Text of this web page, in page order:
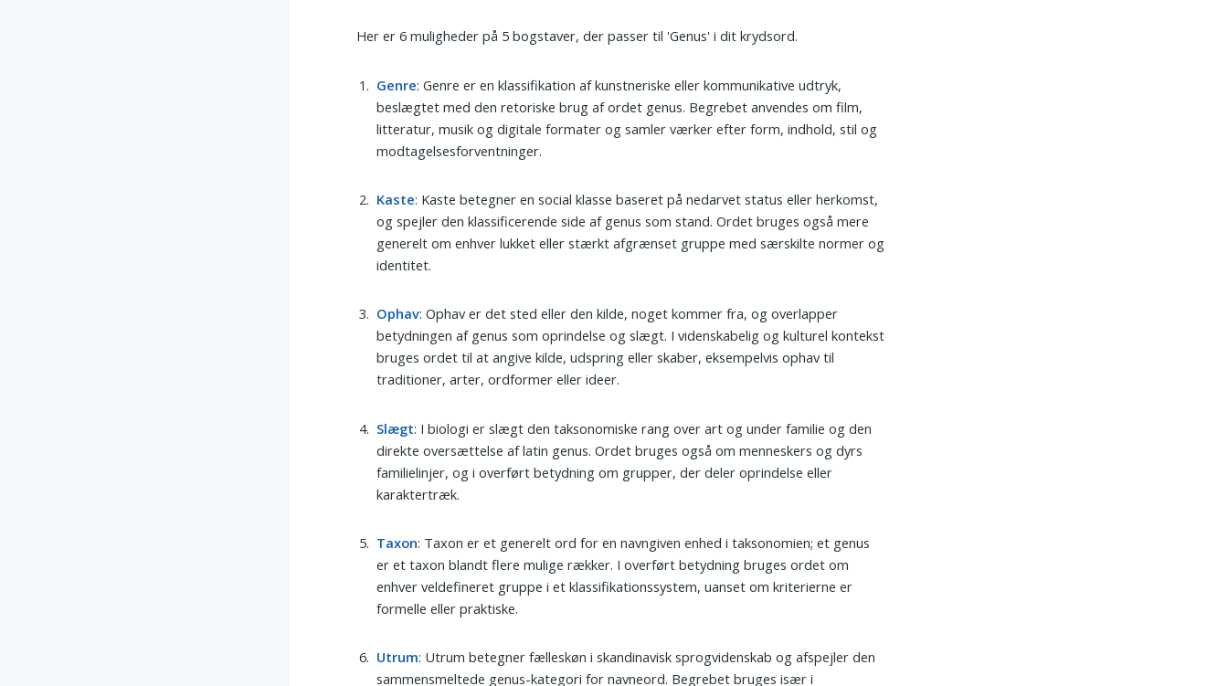
Her er 6 muligheder på 5 bogstaver, der passer til 'Genus' i dit krydsord.
Genre: Genre er en klassifikation af kunstneriske eller kommunikative udtryk,
beslægtet med den retoriske brug af ordet genus. Begrebet anvendes om film,
litteratur, musik og digitale formater og samler værker efter form, indhold, stil og
modtagelsesforventninger.
Kaste: Kaste betegner en social klasse baseret på nedarvet status eller herkomst,
og spejler den klassificerende side af genus som stand. Ordet bruges også mere
generelt om enhver lukket eller stærkt afgrænset gruppe med særskilte normer og
identitet.
Ophav: Ophav er det sted eller den kilde, noget kommer fra, og overlapper
betydningen af genus som oprindelse og slægt. I videnskabelig og kulturel kontekst
bruges ordet til at angive kilde, udspring eller skaber, eksempelvis ophav til
traditioner, arter, ordformer eller ideer.
Slægt: I biologi er slægt den taksonomiske rang over art og under familie og den
direkte oversættelse af latin genus. Ordet bruges også om menneskers og dyrs
familielinjer, og i overført betydning om grupper, der deler oprindelse eller
karaktertræk.
Taxon: Taxon er et generelt ord for en navngiven enhed i taksonomien; et genus
er et taxon blandt flere mulige rækker. I overført betydning bruges ordet om
enhver veldefineret gruppe i et klassifikationssystem, uanset om kriterierne er
formelle eller praktiske.
Utrum: Utrum betegner fælleskøn i skandinavisk sprogvidenskab og afspejler den
sammensmeltede genus-kategori for navneord. Begrebet bruges især i